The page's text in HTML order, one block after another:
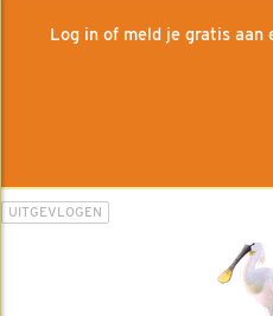
Log in of meld je gratis aan
UITGEVLOGEN